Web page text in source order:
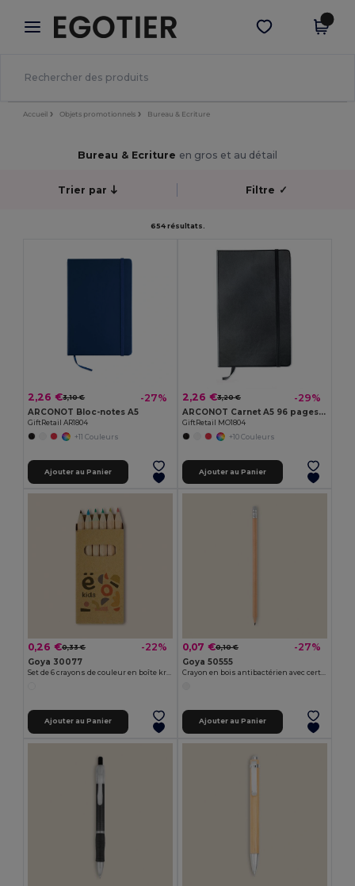
× Appli Egotier
Meilleurs prix sur l’app !
Obtenir l'appli
Accueil Objets promotionnels Bureau & Ecriture
Bureau & Ecriture en gros et au détail
Trier par Filtre ✓
654 résultats.
2,26 €3,10 € -27%
ARCONOT Bloc-notes A5
GiftRetail AR1804
+11 Couleurs
Ajouter au Panier
2,26 €3,20 € -29%
ARCONOT Carnet A5 96 pages lignées
GiftRetail MO1804
+10 Couleurs
Ajouter au Panier
0,26 €0,33 € -22%
Goya 30077
Ajouter au Panier
0,07 €0,10 € -27%
Goya 50555
Ajouter au Panier